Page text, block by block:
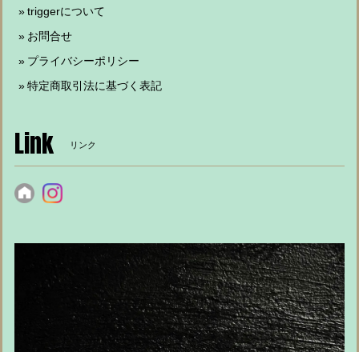
triggerについて
お問合せ
プライバシーポリシー
特定商取引法に基づく表記
Link リンク